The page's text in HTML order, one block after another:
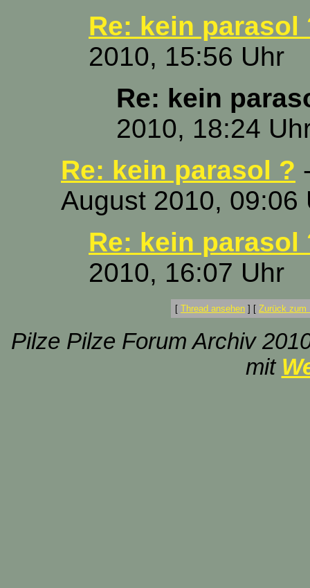
Re: kein parasol
2010, 15:56 Uhr
Re: kein
2010, 18:24
Re: kein parasol ?
August 2010, 09:06
Re: kein parasol
2010, 16:07 Uhr
[ Thread ansehen ] [ Zurück zum
Pilze Pilze Forum Archiv
mit